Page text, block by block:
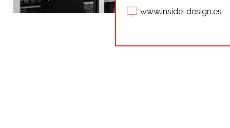
www.inside-design.es